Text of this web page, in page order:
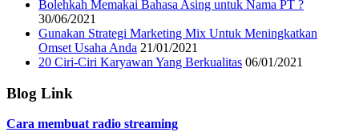
Bolehkah Memakai Bahasa Asing untuk Nama PT ?
30/06/2021
Gunakan Strategi Marketing Mix Untuk Meningkatkan
Omset Usaha Anda 21/01/2021
20 Ciri-Ciri Karyawan Yang Berkualitas 06/01/2021
Blog Link
Cara membuat radio streaming